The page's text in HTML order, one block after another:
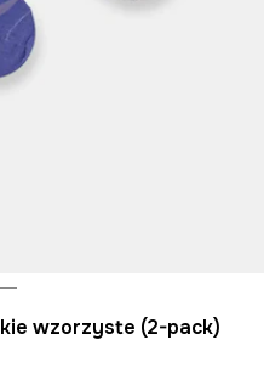
wzorzyste (2-pack)